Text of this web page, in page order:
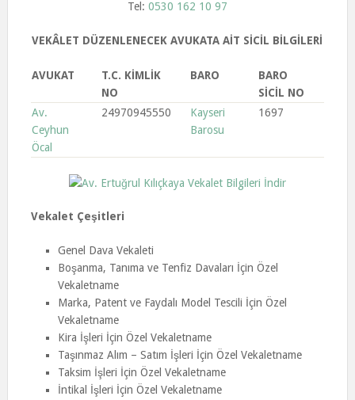
Tel: 0530 162 10 97
VEKÂLET DÜZENLENECEK AVUKATA AİT SİCİL BİLGİLERİ
AVUKAT
T.C. KİMLİK
NO
BARO
BARO
SİCİL NO
Av.
Ceyhun
Öcal
24970945550
Kayseri
Barosu
1697
Vekalet Çeşitleri
Genel Dava Vekaleti
Boşanma, Tanıma ve Tenfiz Davaları İçin Özel
Vekaletname
Marka, Patent ve Faydalı Model Tescili İçin Özel
Vekaletname
Kira İşleri İçin Özel Vekaletname
Taşınmaz Alım – Satım İşleri İçin Özel Vekaletname
Taksim İşleri İçin Özel Vekaletname
İntikal İşleri İçin Özel Vekaletname